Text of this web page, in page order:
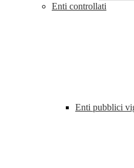
Enti controllati
Enti pubblici